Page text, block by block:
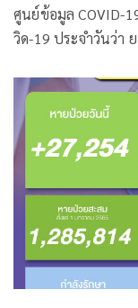
ศูนย์ข้อมูล COVID-
วิด-19 ประจำวันว่า
25,040 ราย ผู้ป่วย